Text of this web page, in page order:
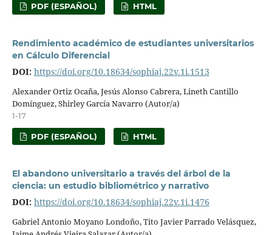
PDF (ESPAÑOL) HTML
Rendimiento académico de estudiantes universitarios
en Cálculo Diferencial
DOI: https://doi.org/10.18634/sophiaj.22v.1i.1513
Alexander Ortiz Ocaña, Jesús Alonso Cabrera, Lineth Cantillo
Domínguez, Shirley García Navarro (Autor/a)
1-17
PDF (ESPAÑOL) HTML
El abandono universitario a través del árbol de la
ciencia: un estudio bibliométrico y narrativo
DOI: https://doi.org/10.18634/sophiaj.22v.1i.1476
Gabriel Antonio Moyano Londoño, Tito Javier Parrado Velásquez,